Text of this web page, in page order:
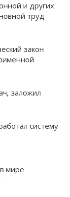
и других
труд
закон
заложил
систему
мире